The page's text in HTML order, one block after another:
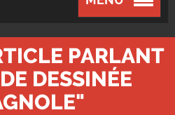
PARLANT
DESSINÉE